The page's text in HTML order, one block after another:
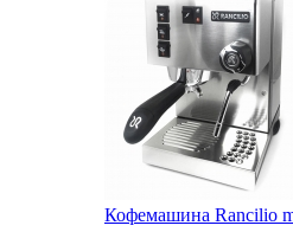
Кофемашина Rancilio